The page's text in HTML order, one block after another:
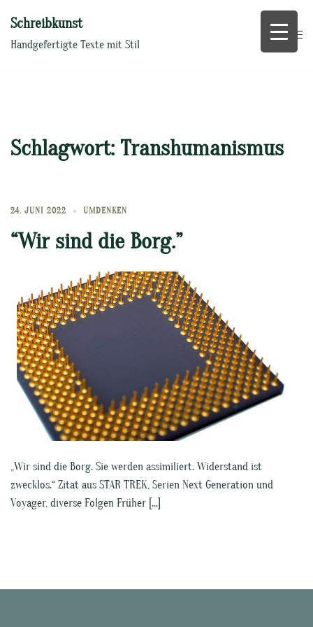
Inhalt
springen
Schreibkunst
Handgefertigte Texte mit Stil
Schlagwort: Transhumanismus
24. JUNI 2022 UMDENKEN
“Wir sind die Borg.”
„Wir sind die Borg. Sie werden assimiliert. Widerstand ist
zwecklos.“ Zitat aus STAR TREK, Serien Next Generation und
Voyager, diverse Folgen Früher […]